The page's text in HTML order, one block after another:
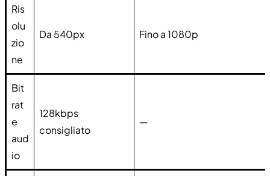
Ris
olu
zio
ne
Da 540px Fino a 1080p
Bit
rat
e
aud
io
128kbps
consigliato
—